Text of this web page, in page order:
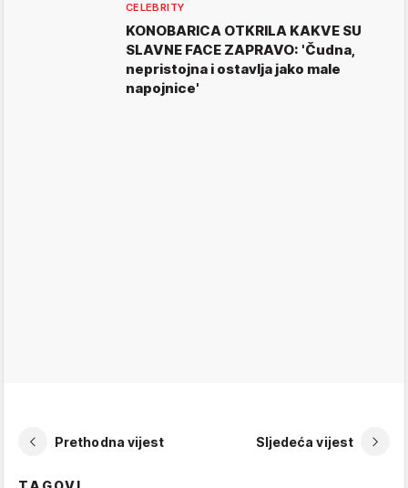
CELEBRITY
KONOBARICA OTKRILA KAKVE SU
SLAVNE FACE ZAPRAVO: 'Čudna,
nepristojna i ostavlja jako male
napojnice'
Prethodna vijest Sljedeća vijest